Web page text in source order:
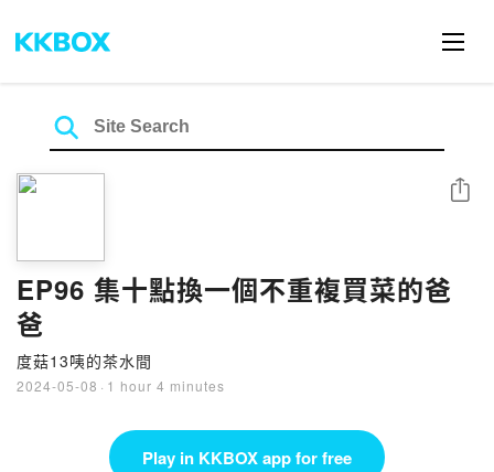
EP96 集十點換一個不重複買菜的爸
爸
度菇13咦的茶水間
2024-05-08 · 1 hour 4 minutes
Share
Play in KKBOX app for free